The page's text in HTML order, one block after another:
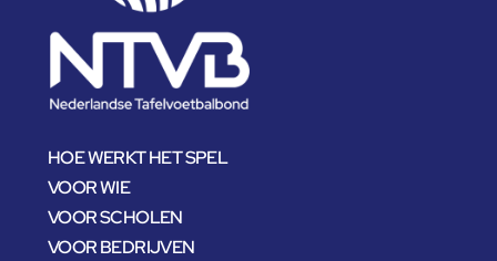
HOE WERKT HET SPEL
VOOR WIE
VOOR SCHOLEN
VOOR BEDRIJVEN